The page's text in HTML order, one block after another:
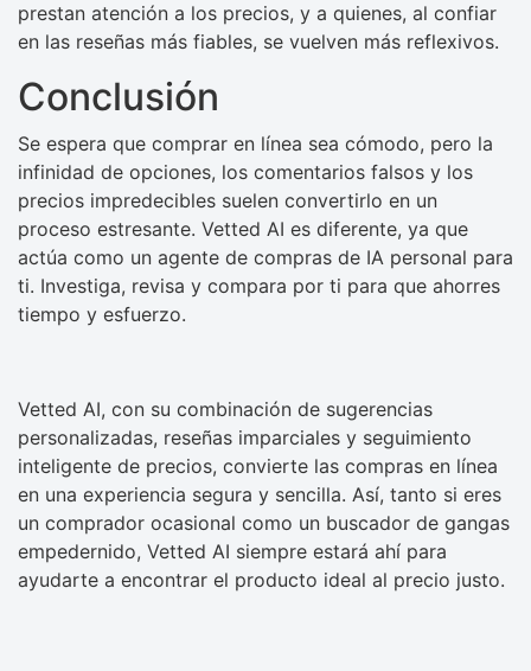
prestan atención a los precios, y a quienes, al confiar
en las reseñas más fiables, se vuelven más reflexivos.
Conclusión
Se espera que comprar en línea sea cómodo, pero la
infinidad de opciones, los comentarios falsos y los
precios impredecibles suelen convertirlo en un
proceso estresante. Vetted AI es diferente, ya que
actúa como un agente de compras de IA personal para
ti. Investiga, revisa y compara por ti para que ahorres
tiempo y esfuerzo.
Vetted AI, con su combinación de sugerencias
personalizadas, reseñas imparciales y seguimiento
inteligente de precios, convierte las compras en línea
en una experiencia segura y sencilla. Así, tanto si eres
un comprador ocasional como un buscador de gangas
empedernido, Vetted AI siempre estará ahí para
ayudarte a encontrar el producto ideal al precio justo.